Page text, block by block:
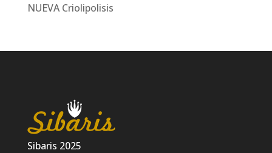
NUEVA Criolipolisis
Sibaris 2025